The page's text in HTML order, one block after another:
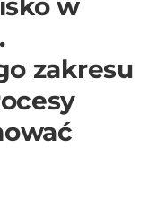
w
zakresu